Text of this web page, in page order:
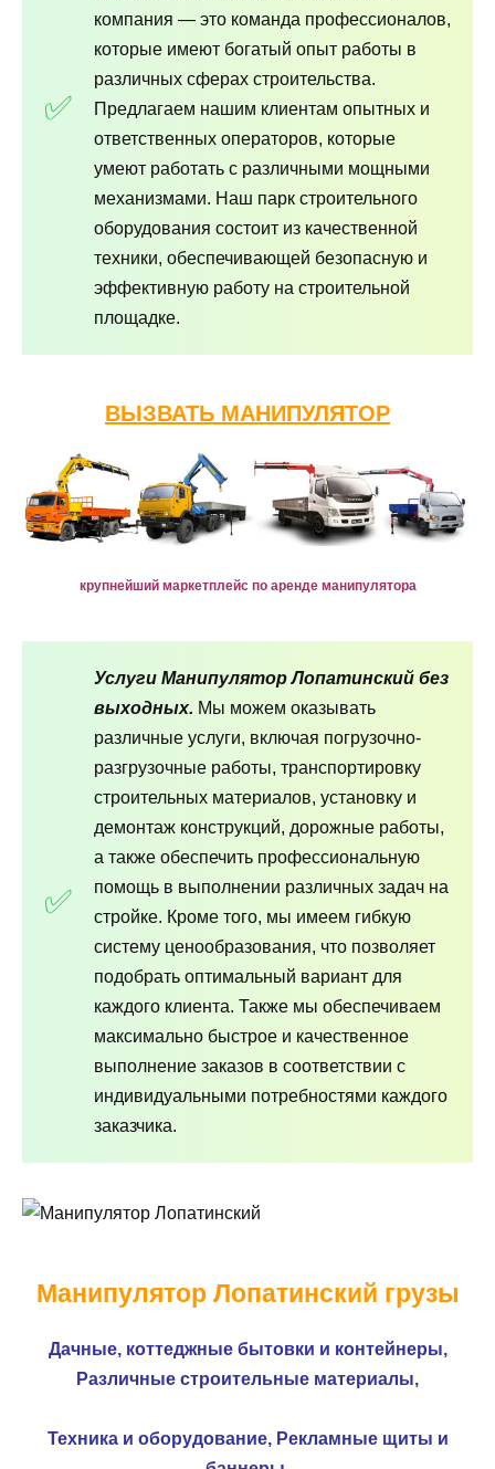
компания — это команда профессионалов,
которые имеют богатый опыт работы в
различных сферах строительства.
Предлагаем нашим клиентам опытных и
ответственных операторов, которые
умеют работать с различными мощными
механизмами. Наш парк строительного
оборудования состоит из качественной
техники, обеспечивающей безопасную и
эффективную работу на строительной
площадке.
ВЫЗВАТЬ МАНИПУЛЯТОР
крупнейший маркетплейс по аренде манипулятора
Услуги Манипулятор Лопатинский без
выходных. Мы можем оказывать
различные услуги, включая погрузочно-
разгрузочные работы, транспортировку
строительных материалов, установку и
демонтаж конструкций, дорожные работы,
а также обеспечить профессиональную
помощь в выполнении различных задач на
стройке. Кроме того, мы имеем гибкую
систему ценообразования, что позволяет
подобрать оптимальный вариант для
каждого клиента. Также мы обеспечиваем
максимально быстрое и качественное
выполнение заказов в соответствии с
индивидуальными потребностями каждого
заказчика.
Манипулятор Лопатинский грузы
Дачные, коттеджные бытовки и контейнеры,
Различные строительные материалы,
Техника и оборудование, Рекламные щиты и